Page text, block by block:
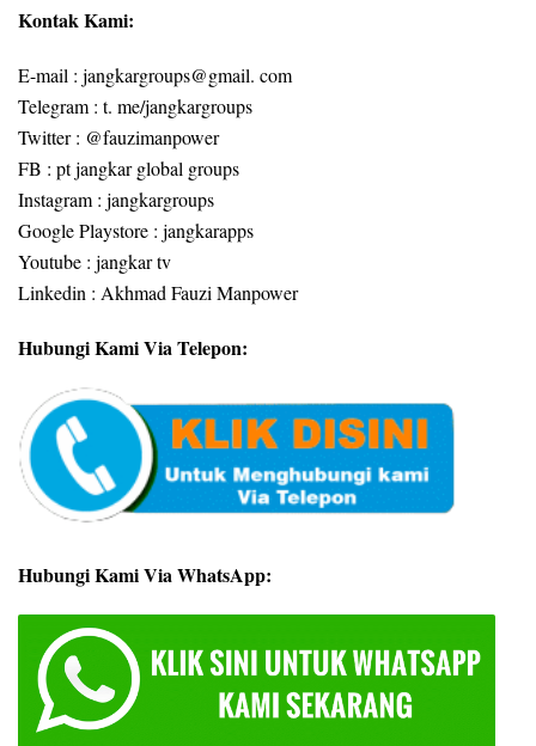
Kontak Kami:
E-mail : jangkargroups@gmail. com
Telegram : t. me/jangkargroups
Twitter : @fauzimanpower
FB : pt jangkar global groups
Instagram : jangkargroups
Google Playstore : jangkarapps
Youtube : jangkar tv
Linkedin : Akhmad Fauzi Manpower
Hubungi Kami Via Telepon:
Hubungi Kami Via WhatsApp: